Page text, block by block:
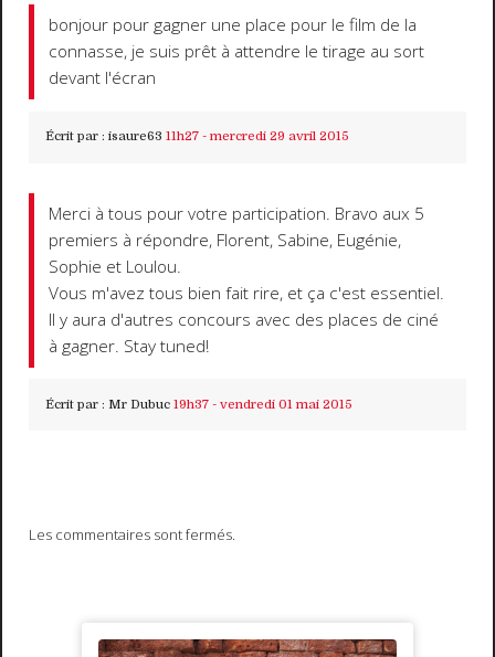
bonjour pour gagner une place pour le film de la
connasse, je suis prêt à attendre le tirage au sort
devant l'écran
Écrit par : isaure63 11h27- mercredi 29 avril 2015
Merci à tous pour votre participation. Bravo aux 5
premiers à répondre, Florent, Sabine, Eugénie,
Sophie et Loulou.
Vous m'avez tous bien fait rire, et ça c'est essentiel.
Il y aura d'autres concours avec des places de ciné
à gagner. Stay tuned!
Écrit par : Mr Dubuc 19h37- vendredi 01 mai 2015
Les commentaires sont fermés.